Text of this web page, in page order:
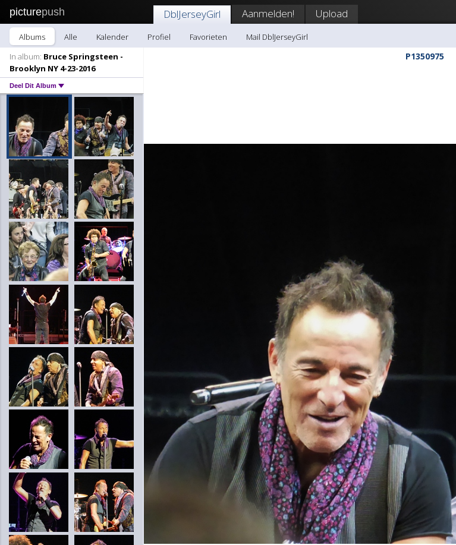
picturepush DblJerseyGirl Aanmelden! Upload
Albums Alle Kalender Profiel Favorieten
Mail DblJerseyGirl
In album: Bruce Springsteen -
Brooklyn NY 4-23-2016
Deel Dit Album
P1350975